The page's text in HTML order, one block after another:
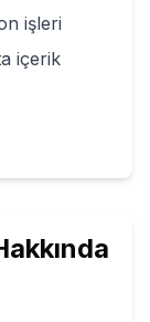
işleri
içerik